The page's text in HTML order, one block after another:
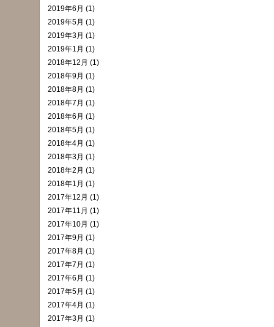
2019年6月 (1)
2019年5月 (1)
2019年3月 (1)
2019年1月 (1)
2018年12月 (1)
2018年9月 (1)
2018年8月 (1)
2018年7月 (1)
2018年6月 (1)
2018年5月 (1)
2018年4月 (1)
2018年3月 (1)
2018年2月 (1)
2018年1月 (1)
2017年12月 (1)
2017年11月 (1)
2017年10月 (1)
2017年9月 (1)
2017年8月 (1)
2017年7月 (1)
2017年6月 (1)
2017年5月 (1)
2017年4月 (1)
2017年3月 (1)